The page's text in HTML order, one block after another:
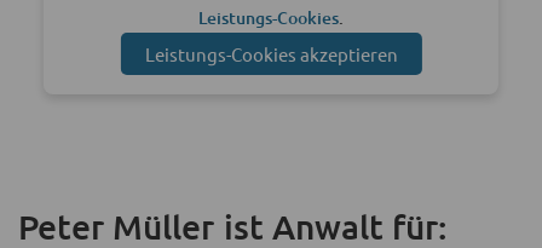
Leistungs-Cookies
Leistungs-Cookies akzeptieren
Peter Müller ist Anwalt für: